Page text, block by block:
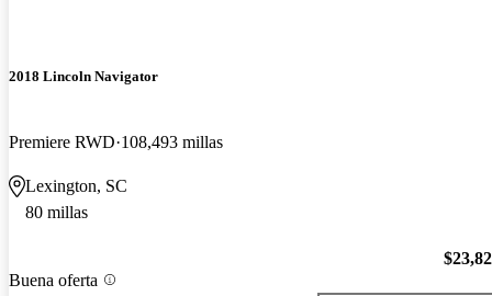
2018 Lincoln Navigator
Premiere RWD 108,493 millas
Lexington, SC
80 millas
Buena oferta